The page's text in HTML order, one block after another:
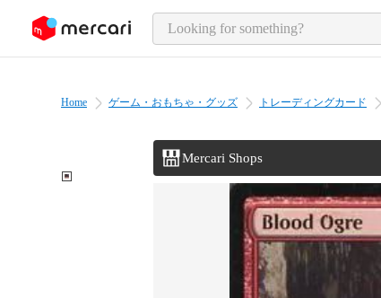
page content
Home ゲーム・おもちゃ・グッズ トレーディングカード
Mercari Shops